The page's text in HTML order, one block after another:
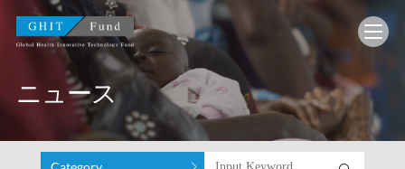
GHIT Fund Global Health Innovative Technology
ニュース